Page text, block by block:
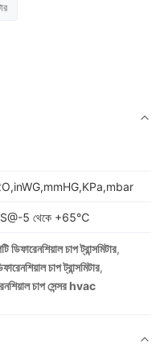
5 থেকে +65℃
ডিফারেনশিয়াল চাপ ট্রান্সমিটার,
চাপ ট্রান্সমিটার,
চাপ সেন্সর hvac